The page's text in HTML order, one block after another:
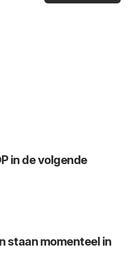
in de volgende
staan momenteel in